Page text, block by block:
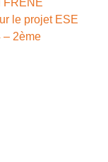
le projet ESE
– 2ème